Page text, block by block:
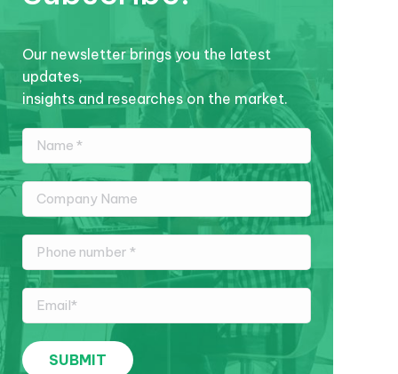
Our newsletter brings you the latest
updates,
insights and researches on the market.